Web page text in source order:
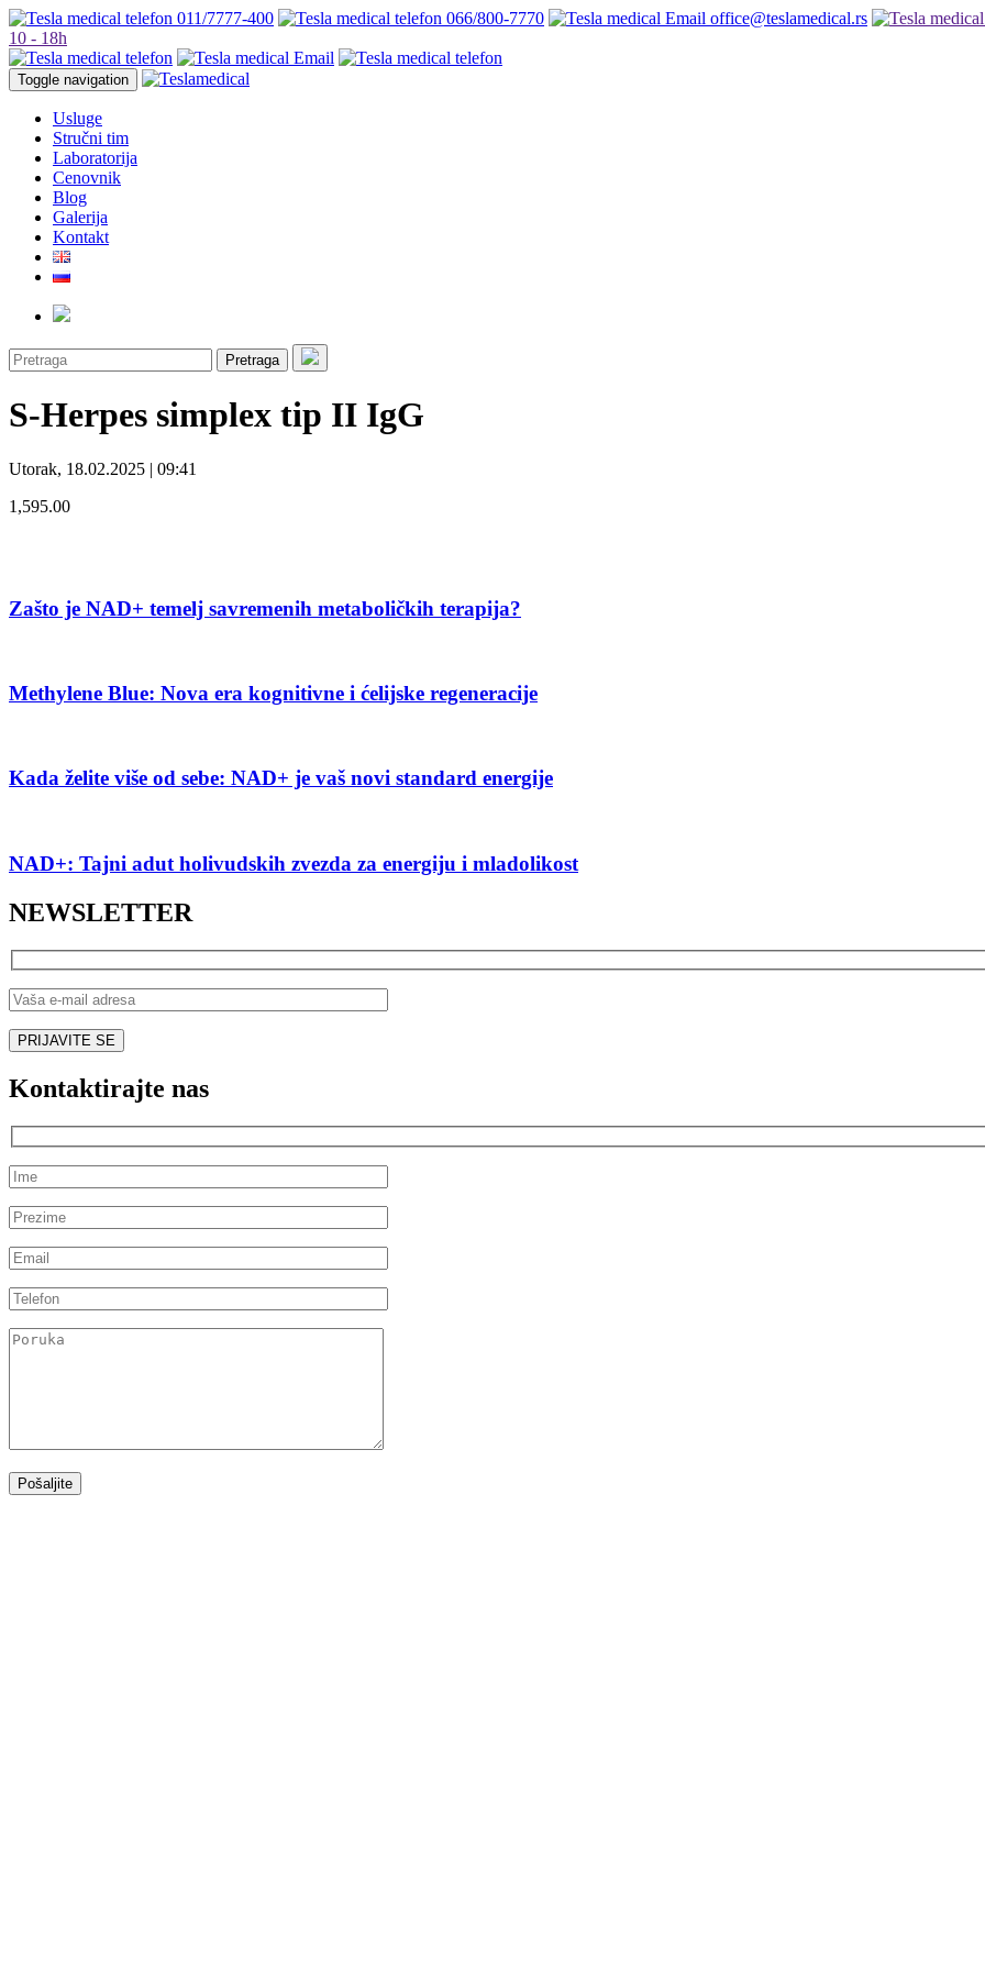
011/7777-400 066/800-7770 office@teslamedical.rs
10 - 18h
Toggle navigation
Usluge
Stručni tim
Laboratorija
Cenovnik
Blog
Galerija
Kontakt
Pretraga
S-Herpes simplex tip II IgG
Utorak, 18.02.2025 | 09:41
1,595.00
Zašto je NAD+ temelj savremenih metaboličkih terapija?
Methylene Blue: Nova era kognitivne i ćelijske regeneracije
Kada želite više od sebe: NAD+ je vaš novi standard energije
NAD+: Tajni adut holivudskih zvezda za energiju i mladolikost
NEWSLETTER
Kontaktirajte nas